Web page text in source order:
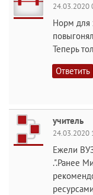
24.03.2020
Норм для
Теперь
Ответить
учитель
24.03.2020
Ежели
.".Ранее